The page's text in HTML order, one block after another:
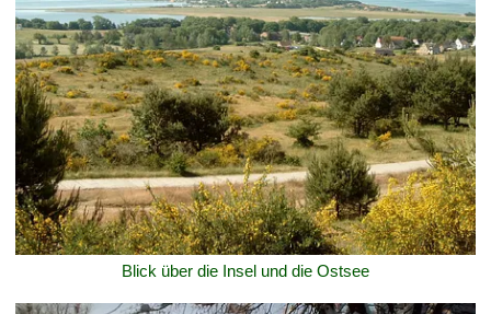
Blick über die Insel und die Ostsee